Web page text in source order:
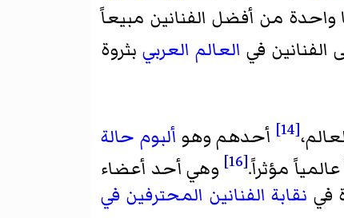
من أفضل الفنانين مبيعاً
في العالم العربيبثروة
[14] أحدهم وهو ألبوم حالة
مؤثراً.[16]
وهي أحد أعضاء
في نقابة الفنانين المحترفين في